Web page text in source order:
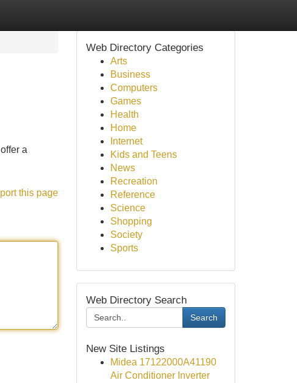
a
this page
Web Directory Categories
Arts
Business
Computers
Games
Health
Home
Internet
Kids and Teens
News
Recreation
Reference
Science
Shopping
Society
Sports
Web Directory Search
Search
New Site Listings
Midea 17122000A41190
Air Conditioner Inverter